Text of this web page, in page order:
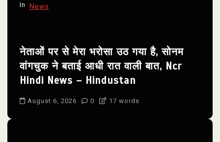
In News
नेताओं पर से मेरा भरोसा उठ गया है, सोनम
वांगचुक ने बताई आधी रात वाली बात, Ncr
Hindi News – Hindustan
August 6, 2026 0 17 words